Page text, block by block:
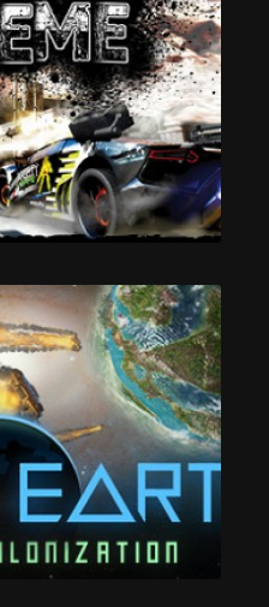
Danger Zone
Extreme